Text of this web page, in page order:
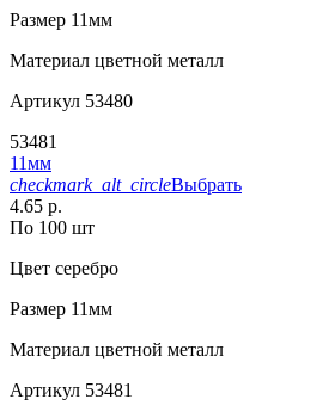
Размер 11мм
Материал цветной металл
Артикул 53480
53481
11мм
checkmark_alt_circleВыбрать
4.65 р.
По 100 шт
Цвет серебро
Размер 11мм
Материал цветной металл
Артикул 53481